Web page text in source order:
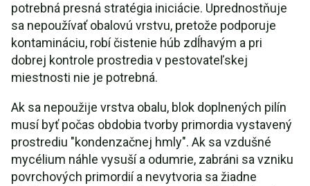
potrebná presná stratégia iniciácie. Uprednostňuje
sa nepoužívať obalovú vrstvu, pretože podporuje
kontamináciu, robí čistenie húb zdĺhavým a pri
dobrej kontrole prostredia v pestovateľskej
miestnosti nie je potrebná.
Ak sa nepoužije vrstva obalu, blok doplnených pilín
musí byť počas obdobia tvorby primordia vystavený
prostrediu "kondenzačnej hmly". Ak sa vzdušné
mycélium náhle vysuší a odumrie, zabráni sa vzniku
povrchových primordií a nevytvoria sa žiadne